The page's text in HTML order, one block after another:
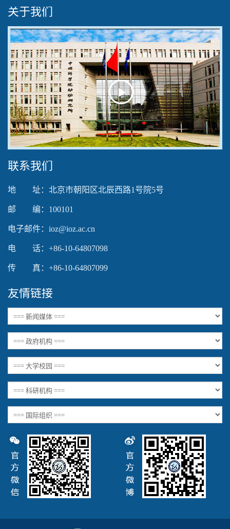
关于我们
Play
Video
联系我们
地 址：北京市朝阳区北辰西路1号院5号
邮 编：100101
电子邮件：ioz@ioz.ac.cn
电 话：+86-10-64807098
传 真：+86-10-64807099
友情链接